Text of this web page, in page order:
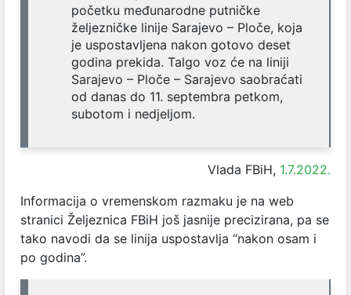
početku međunarodne putničke
željezničke linije Sarajevo – Ploče, koja
je uspostavljena nakon gotovo deset
godina prekida. Talgo voz će na liniji
Sarajevo – Ploče – Sarajevo saobraćati
od danas do 11. septembra petkom,
subotom i nedjeljom.
Vlada FBiH, 1.7.2022.
Informacija o vremenskom razmaku je na web
stranici Željeznica FBiH još jasnije precizirana, pa se
tako navodi da se linija uspostavlja “nakon osam i
po godina”.